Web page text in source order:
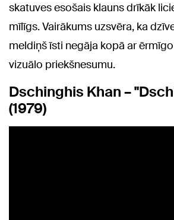
skatuves esošais klauns drīkāk
mīlīgs. Vairākums uzsvēra, ka
meldiņš īsti negāja kopā ar
vizuālo priekšnesumu.
Dschinghis Khan –
(1979)